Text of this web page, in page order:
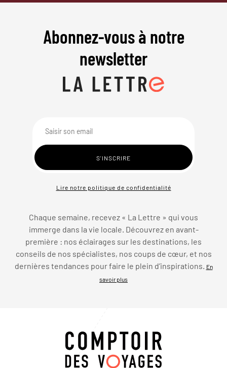
Abonnez-vous à notre
newsletter
Lire notre politique de confidentialité
Chaque semaine, recevez « La Lettre » qui vous
immerge dans la vie locale. Découvrez en avant-
première : nos éclairages sur les destinations, les
conseils de nos spécialistes, nos coups de cœur, et nos
dernières tendances pour faire le plein d’inspirations.
En
savoir plus